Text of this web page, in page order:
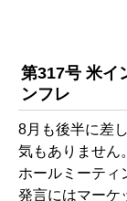
第317号 米イ
ンフレ
8月も後半に差
気もありません
ホールミーティ
発言にはマーケ